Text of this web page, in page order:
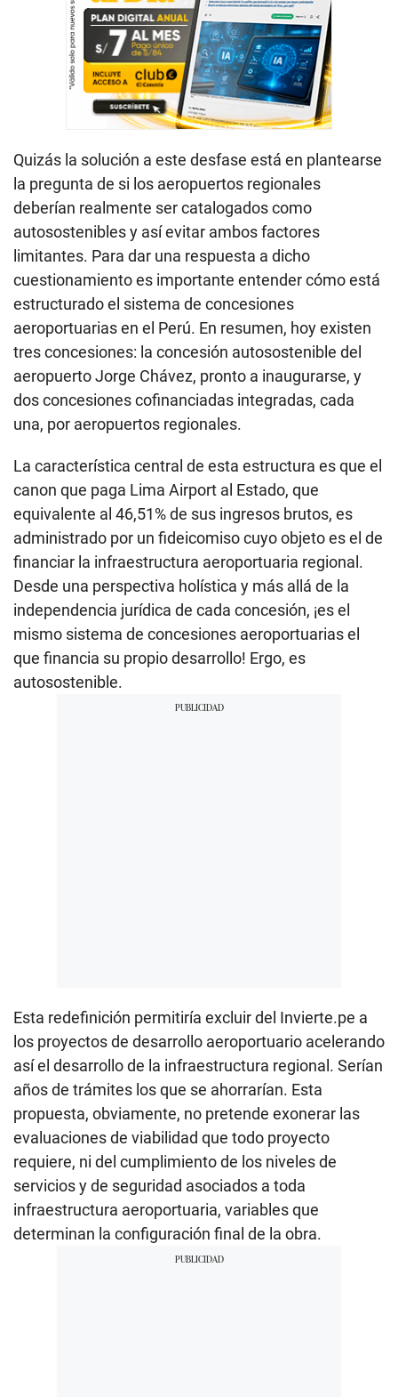
Quizás la solución a este desfase está en plantearse
la pregunta de si los aeropuertos regionales
deberían realmente ser catalogados como
autosostenibles y así evitar ambos factores
limitantes. Para dar una respuesta a dicho
cuestionamiento es importante entender cómo está
estructurado el sistema de concesiones
aeroportuarias en el Perú. En resumen, hoy existen
tres concesiones: la concesión autosostenible del
aeropuerto Jorge Chávez, pronto a inaugurarse, y
dos concesiones cofinanciadas integradas, cada
una, por aeropuertos regionales.
La característica central de esta estructura es que el
canon que paga Lima Airport al Estado, que
equivalente al 46,51% de sus ingresos brutos, es
administrado por un fideicomiso cuyo objeto es el de
financiar la infraestructura aeroportuaria regional.
Desde una perspectiva holística y más allá de la
independencia jurídica de cada concesión, ¡es el
mismo sistema de concesiones aeroportuarias el
que financia su propio desarrollo! Ergo, es
autosostenible.
Esta redefinición permitiría excluir del Invierte.pe a
los proyectos de desarrollo aeroportuario acelerando
así el desarrollo de la infraestructura regional. Serían
años de trámites los que se ahorrarían. Esta
propuesta, obviamente, no pretende exonerar las
evaluaciones de viabilidad que todo proyecto
requiere, ni del cumplimiento de los niveles de
servicios y de seguridad asociados a toda
infraestructura aeroportuaria, variables que
determinan la configuración final de la obra.